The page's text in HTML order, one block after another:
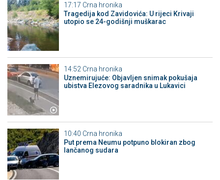
17:17 Crna hronika
Tragedija kod Zavidovića: U rijeci Krivaji
utopio se 24-godišnji muškarac
14:52 Crna hronika
Uznemirujuće: Objavljen snimak pokušaja
ubistva Elezovog saradnika u Lukavici
10:40 Crna hronika
Put prema Neumu potpuno blokiran zbog
lančanog sudara